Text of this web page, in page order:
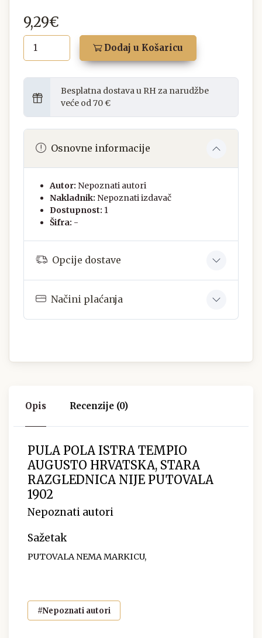
9,29€
Dodaj u Košaricu
Besplatna dostava u RH za narudžbe
veće od 70 €
Osnovne informacije
Autor: Nepoznati autori
Nakladnik: Nepoznati izdavač
Dostupnost: 1
Šifra: -
Opcije dostave
Načini plaćanja
Opis Recenzije (0)
PULA POLA ISTRA TEMPIO
AUGUSTO HRVATSKA, STARA
RAZGLEDNICA NIJE PUTOVALA
1902
Nepoznati autori
Sažetak
PUTOVALA NEMA MARKICU,
#Nepoznati autori